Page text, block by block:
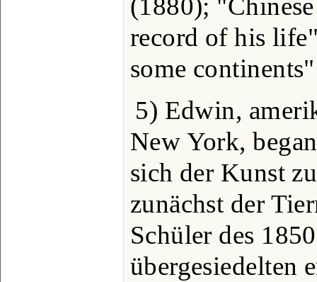
(1880);
record of his
some
5) Edwin,
New York,
sich der Kunst
zunächst der
Schüler des
übergesiedelten